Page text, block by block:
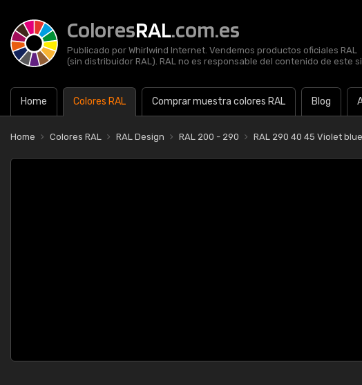
ColoresRAL.com.es
Publicado por Whirlwind Internet. Vendemos productos oficiales RAL
(sin distribuidor RAL). RAL no es responsable del contenido de este
Home Colores RAL Comprar muestra colores RAL Blog
Home Colores RAL RAL Design RAL 200 - 290 RAL 290 40 45 Violet blue